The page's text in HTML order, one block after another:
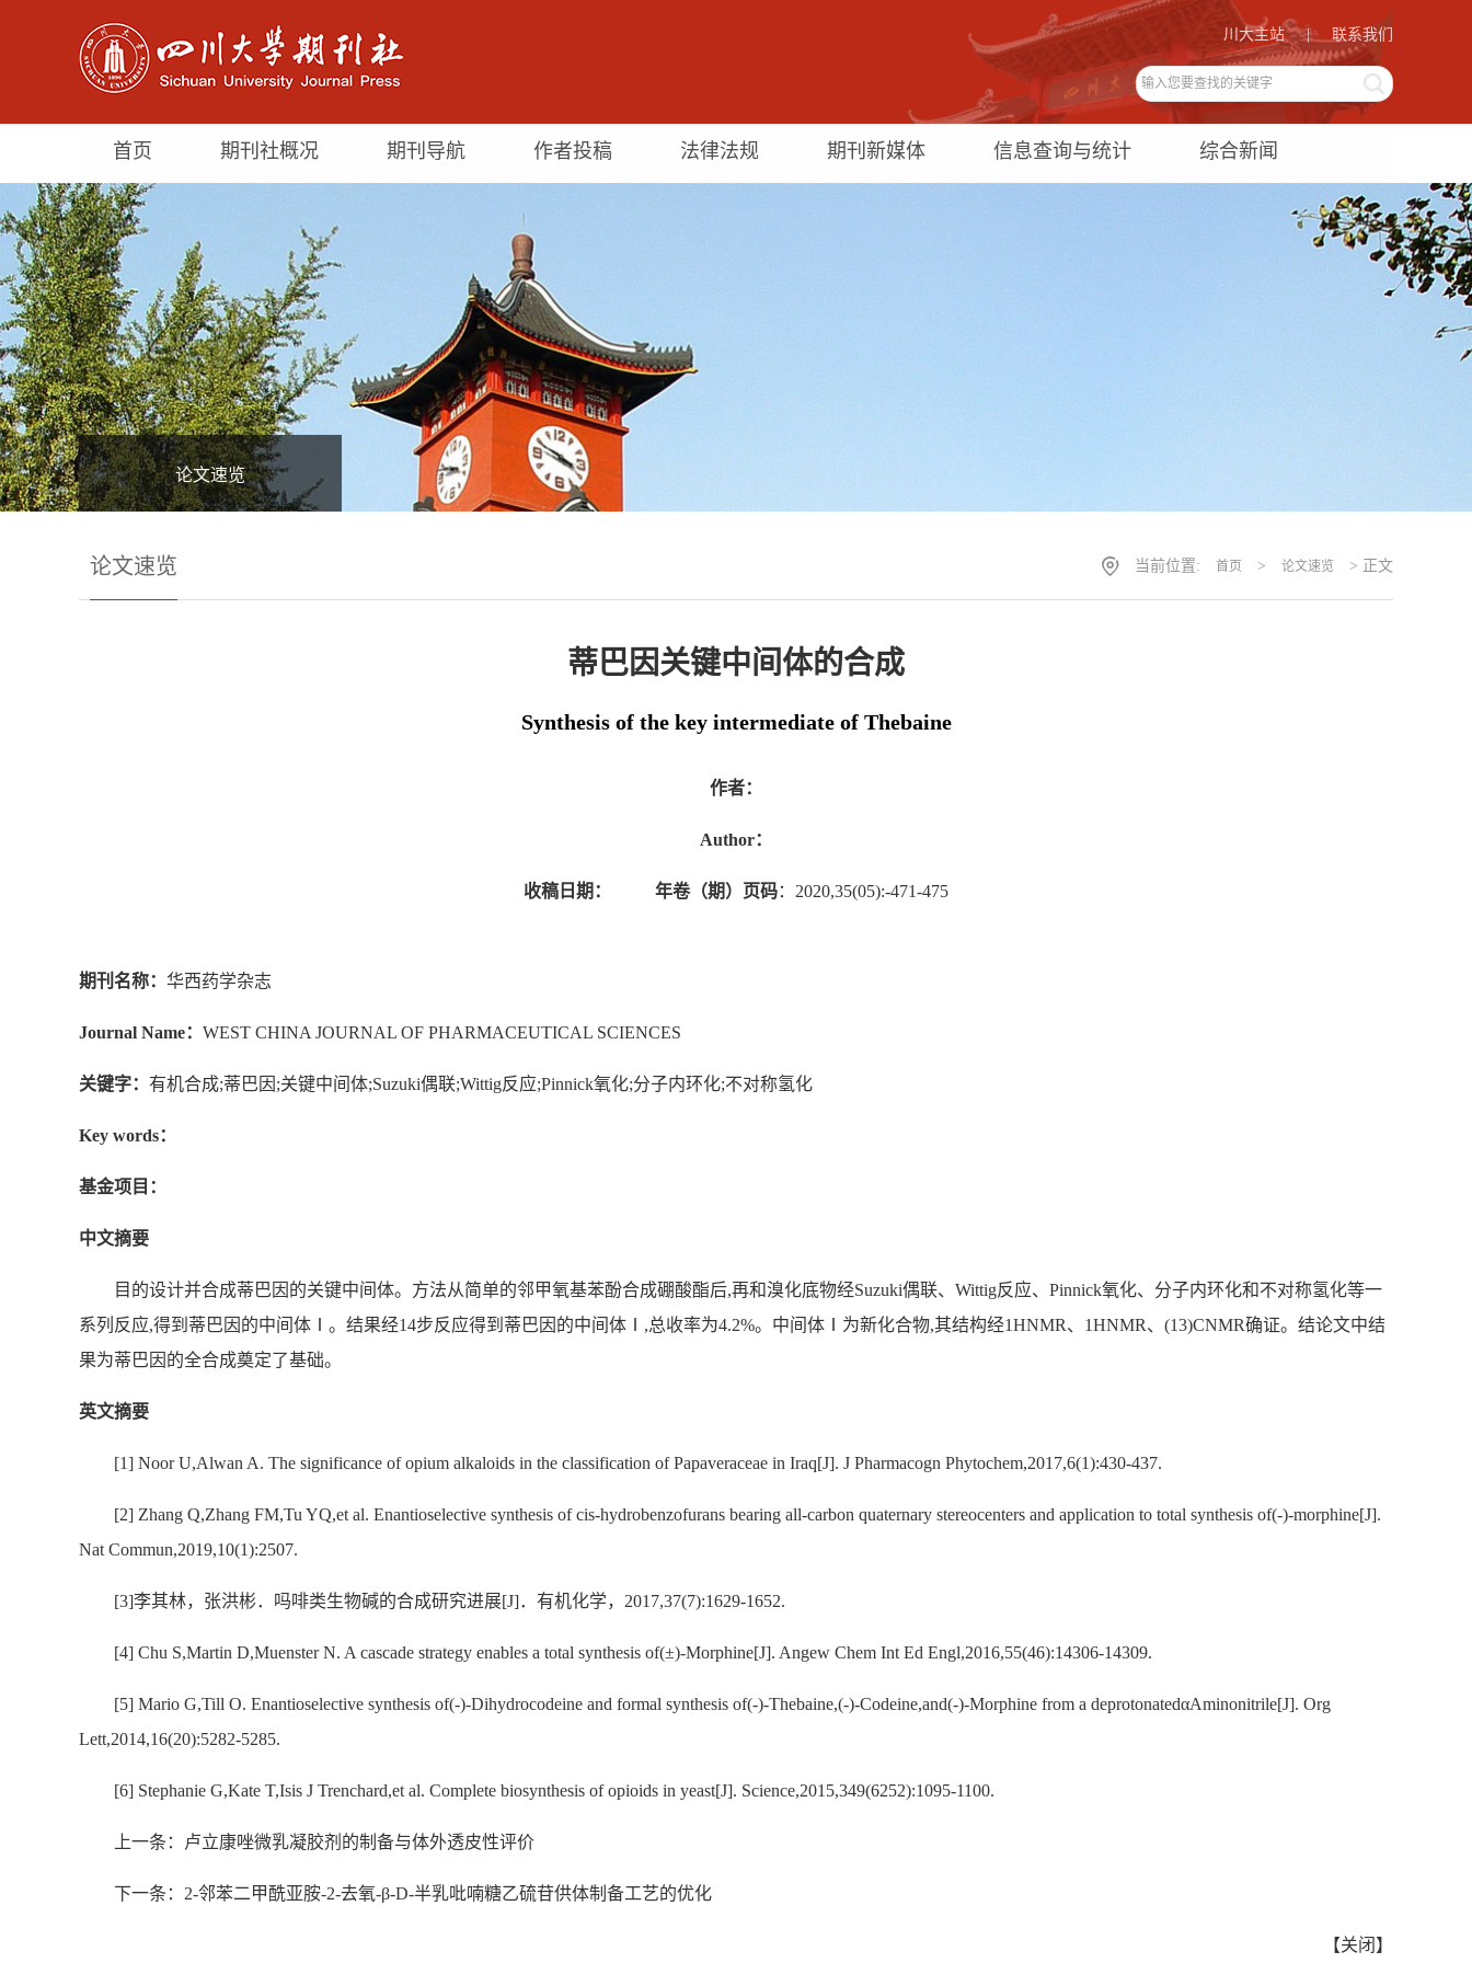
联系我们
川大主站 |
首页 期刊社概况 期刊导航 作者投稿 法律法规 期刊新媒体 信息查询与统计 综合新闻
论文速览
论文速览 当前位置: 首页 > 论文速览 > 正文
蒂巴因关键中间体的合成
Synthesis of the key intermediate of Thebaine
作者：
Author：
收稿日期： 年卷（期）页码：2020,35(05):-471-475
期刊名称： 华西药学杂志
Journal Name： WEST CHINA JOURNAL OF PHARMACEUTICAL SCIENCES
关键字： 有机合成;蒂巴因;关键中间体;Suzuki偶联;Wittig反应;Pinnick氧化;分子内环化;不对称氢化
Key words：
基金项目：
中文摘要
目的设计并合成蒂巴因的关键中间体。方法从简单的邻甲氧基苯酚合成硼酸酯后,再和溴化底物经Suzuki偶联、Wittig反应、Pinnick氧化、分子内环化和不对称氢化等一
系列反应,得到蒂巴因的中间体Ⅰ。结果经14步反应得到蒂巴因的中间体Ⅰ,总收率为4.2%。中间体Ⅰ为新化合物,其结构经1HNMR、1HNMR、(13)CNMR确证。结论文中结
果为蒂巴因的全合成奠定了基础。
英文摘要
[1] Noor U,Alwan A. The significance of opium alkaloids in the classification of Papaveraceae in Iraq[J]. J Pharmacogn Phytochem,2017,6(1):430-437.
[2] Zhang Q,Zhang FM,Tu YQ,et al. Enantioselective synthesis of cis-hydrobenzofurans bearing all-carbon quaternary stereocenters and application to total synthesis of(-)-morphine[J].
Nat Commun,2019,10(1):2507.
[3]李其林，张洪彬．吗啡类生物碱的合成研究进展[J]．有机化学，2017,37(7):1629-1652.
[4] Chu S,Martin D,Muenster N. A cascade strategy enables a total synthesis of(±)-Morphine[J]. Angew Chem Int Ed Engl,2016,55(46):14306-14309.
[5] Mario G,Till O. Enantioselective synthesis of(-)-Dihydrocodeine and formal synthesis of(-)-Thebaine,(-)-Codeine,and(-)-Morphine from a deprotonatedαAminonitrile[J]. Org
Lett,2014,16(20):5282-5285.
[6] Stephanie G,Kate T,Isis J Trenchard,et al. Complete biosynthesis of opioids in yeast[J]. Science,2015,349(6252):1095-1100.
上一条：卢立康唑微乳凝胶剂的制备与体外透皮性评价
下一条：2-邻苯二甲酰亚胺-2-去氧-β-D-半乳吡喃糖乙硫苷供体制备工艺的优化
【关闭 】